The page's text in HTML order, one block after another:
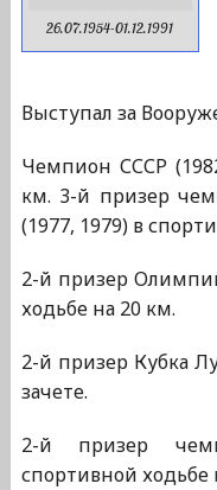
26.07.1954-01.12.1991
Выступал за
Чемпион СССР
км. 3-й призер
(1977, 1979) в
2-й призер
ходьбе на 20 км.
2-й призер Кубка
зачете.
2-й призер
спортивной ходьбе